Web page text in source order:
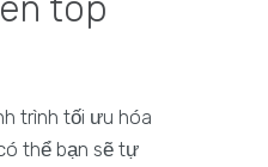
top
trình tối ưu hóa
thể bạn sẽ tự